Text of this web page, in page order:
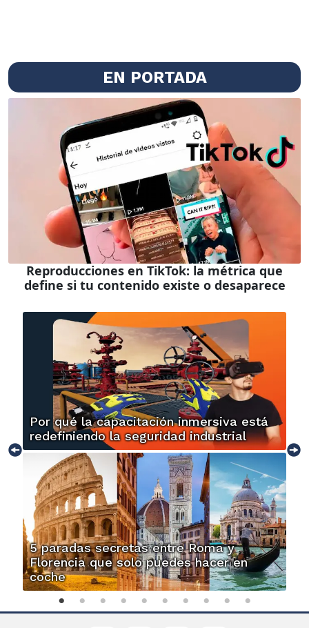
EN PORTADA
Reproducciones en TikTok: la métrica que
define si tu contenido existe o desaparece
Por qué la capacitación inmersiva está
redefiniendo la seguridad industrial
5 paradas secretas entre Roma y
Florencia que solo puedes hacer en
coche